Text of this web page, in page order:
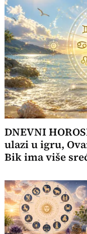
DNEVNI
ulazi u igru,
Bik ima više